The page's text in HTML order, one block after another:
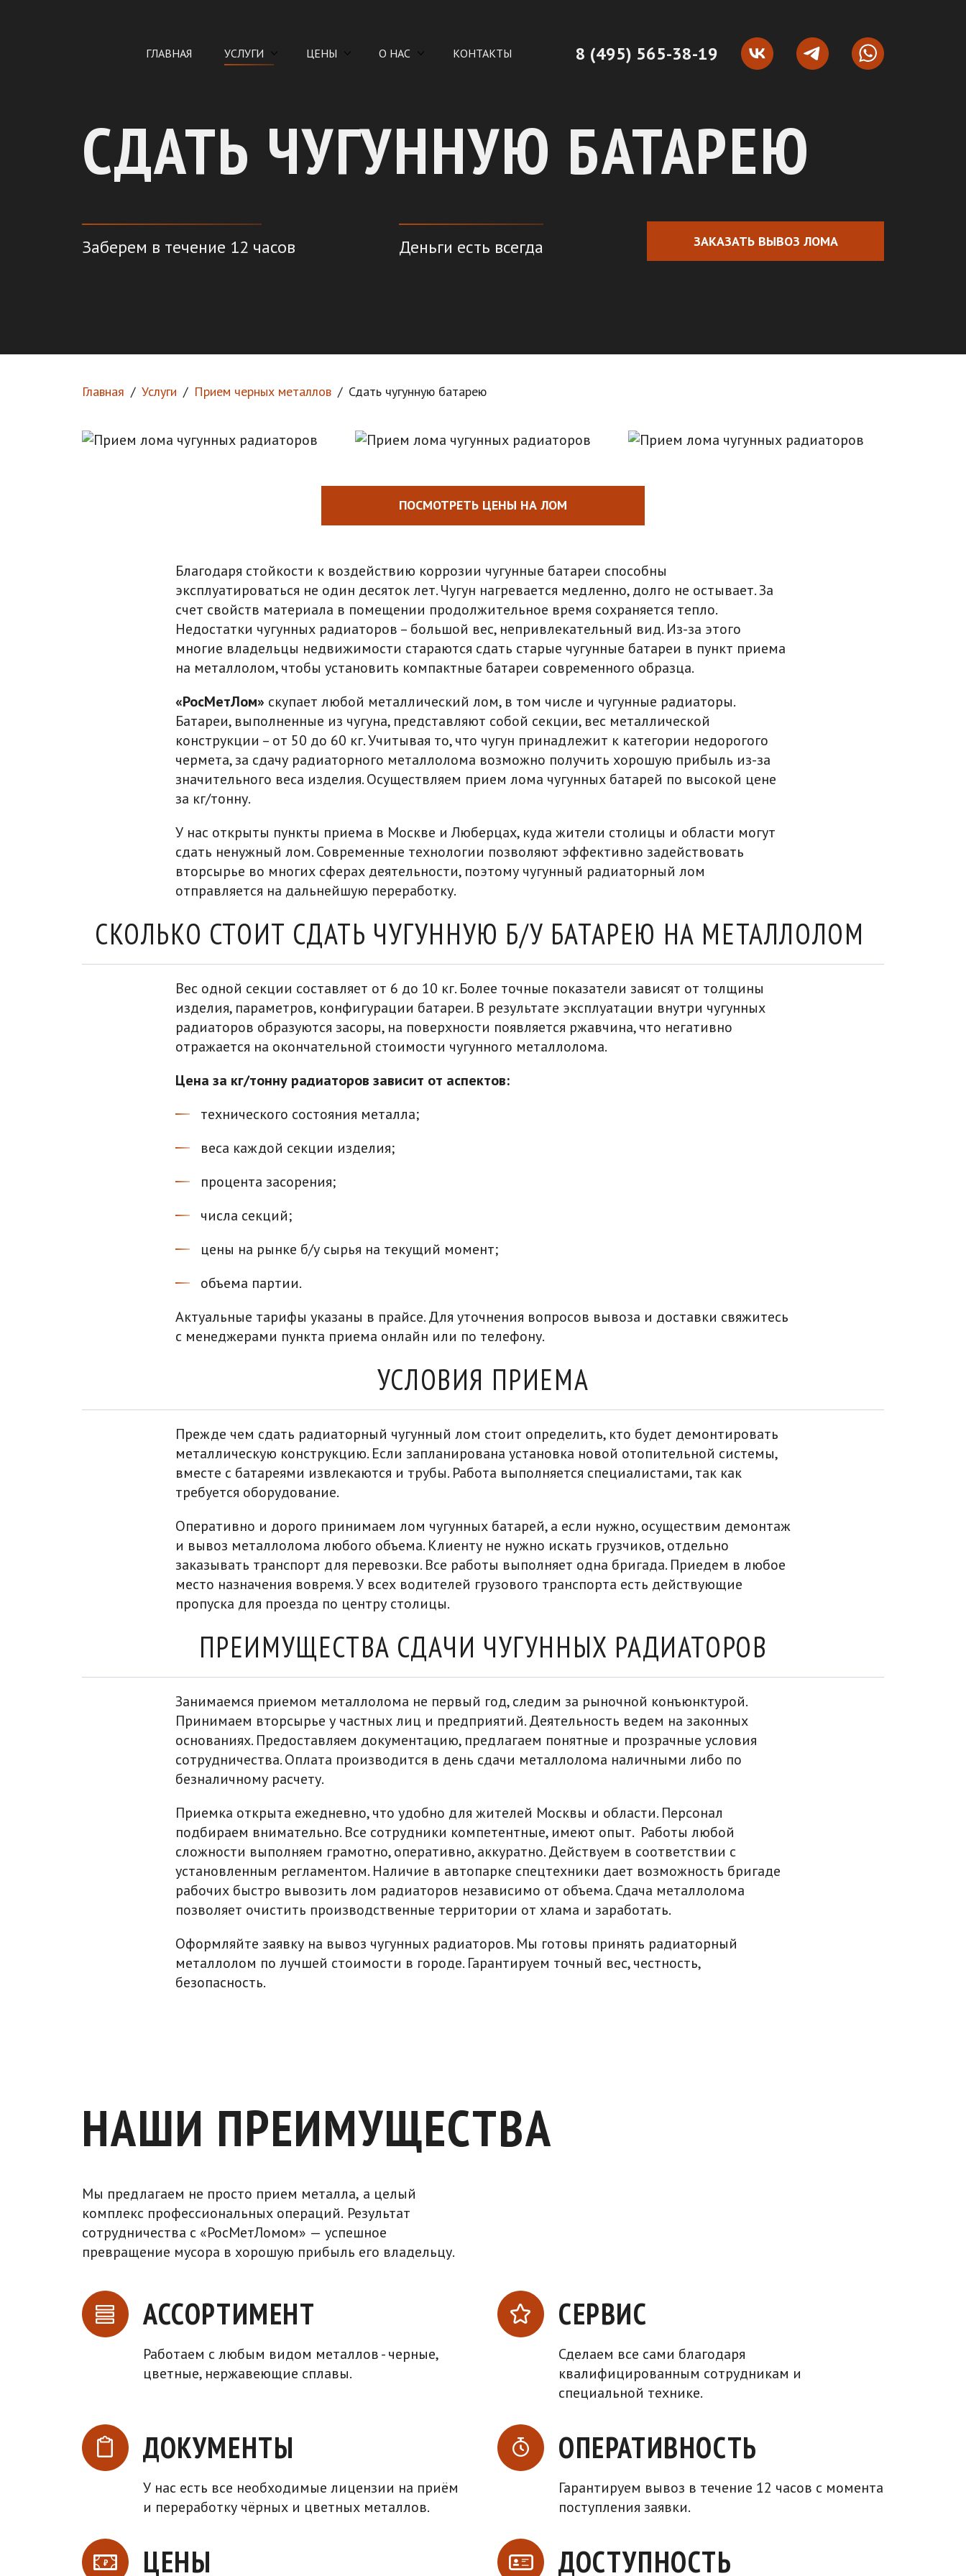
ГЛАВНАЯ УСЛУГИ ЦЕНЫ О НАС КОНТАКТЫ 8 (495) 565-38-19
СДАТЬ ЧУГУННУЮ БАТАРЕЮ
Заберем в течение 12 часов Деньги есть всегда ЗАКАЗАТЬ ВЫВОЗ ЛОМА
Главная Услуги Прием черных металлов Сдать чугунную батарею
ПОСМОТРЕТЬ ЦЕНЫ НА ЛОМ
Благодаря стойкости к воздействию коррозии чугунные батареи способны
эксплуатироваться не один десяток лет. Чугун нагревается медленно, долго не остывает. За
счет свойств материала в помещении продолжительное время сохраняется тепло.
Недостатки чугунных радиаторов – большой вес, непривлекательный вид. Из-за этого
многие владельцы недвижимости стараются сдать старые чугунные батареи в пункт приема
на металлолом, чтобы установить компактные батареи современного образца.
«РосМетЛом» скупает любой металлический лом, в том числе и чугунные радиаторы.
Батареи, выполненные из чугуна, представляют собой секции, вес металлической
конструкции – от 50 до 60 кг. Учитывая то, что чугун принадлежит к категории недорогого
чермета, за сдачу радиаторного металлолома возможно получить хорошую прибыль из-за
значительного веса изделия. Осуществляем прием лома чугунных батарей по высокой цене
за кг/тонну.
У нас открыты пункты приема в Москве и Люберцах, куда жители столицы и области могут
сдать ненужный лом. Современные технологии позволяют эффективно задействовать
вторсырье во многих сферах деятельности, поэтому чугунный радиаторный лом
отправляется на дальнейшую переработку.
СКОЛЬКО СТОИТ СДАТЬ ЧУГУННУЮ Б/У БАТАРЕЮ НА МЕТАЛЛОЛОМ
Вес одной секции составляет от 6 до 10 кг. Более точные показатели зависят от толщины
изделия, параметров, конфигурации батареи. В результате эксплуатации внутри чугунных
радиаторов образуются засоры, на поверхности появляется ржавчина, что негативно
отражается на окончательной стоимости чугунного металлолома.
Цена за кг/тонну радиаторов зависит от аспектов:
технического состояния металла;
веса каждой секции изделия;
процента засорения;
числа секций;
цены на рынке б/у сырья на текущий момент;
объема партии.
Актуальные тарифы указаны в прайсе. Для уточнения вопросов вывоза и доставки свяжитесь
с менеджерами пункта приема онлайн или по телефону.
УСЛОВИЯ ПРИЕМА
Прежде чем сдать радиаторный чугунный лом стоит определить, кто будет демонтировать
металлическую конструкцию. Если запланирована установка новой отопительной системы,
вместе с батареями извлекаются и трубы. Работа выполняется специалистами, так как
требуется оборудование.
Оперативно и дорого принимаем лом чугунных батарей, а если нужно, осуществим демонтаж
и вывоз металлолома любого объема. Клиенту не нужно искать грузчиков, отдельно
заказывать транспорт для перевозки. Все работы выполняет одна бригада. Приедем в любое
место назначения вовремя. У всех водителей грузового транспорта есть действующие
пропуска для проезда по центру столицы.
ПРЕИМУЩЕСТВА СДАЧИ ЧУГУННЫХ РАДИАТОРОВ
Занимаемся приемом металлолома не первый год, следим за рыночной конъюнктурой.
Принимаем вторсырье у частных лиц и предприятий. Деятельность ведем на законных
основаниях. Предоставляем документацию, предлагаем понятные и прозрачные условия
сотрудничества. Оплата производится в день сдачи металлолома наличными либо по
безналичному расчету.
Приемка открыта ежедневно, что удобно для жителей Москвы и области. Персонал
подбираем внимательно. Все сотрудники компетентные, имеют опыт. Работы любой
сложности выполняем грамотно, оперативно, аккуратно. Действуем в соответствии с
установленным регламентом. Наличие в автопарке спецтехники дает возможность бригаде
рабочих быстро вывозить лом радиаторов независимо от объема. Сдача металлолома
позволяет очистить производственные территории от хлама и заработать.
Оформляйте заявку на вывоз чугунных радиаторов. Мы готовы принять радиаторный
металлолом по лучшей стоимости в городе. Гарантируем точный вес, честность,
безопасность.
НАШИ ПРЕИМУЩЕСТВА
Мы предлагаем не просто прием металла, а целый
комплекс профессиональных операций. Результат
сотрудничества с «РосМетЛомом» — успешное
превращение мусора в хорошую прибыль его владельцу.
АССОРТИМЕНТ
Работаем с любым видом металлов - черные,
цветные, нержавеющие сплавы.
СЕРВИС
Сделаем все сами благодаря
квалифицированным сотрудникам и
специальной технике.
ДОКУМЕНТЫ
У нас есть все необходимые лицензии на приём
и переработку чёрных и цветных металлов.
ОПЕРАТИВНОСТЬ
Гарантируем вывоз в течение 12 часов с момента
поступления заявки.
ЦЕНЫ ДОСТУПНОСТЬ